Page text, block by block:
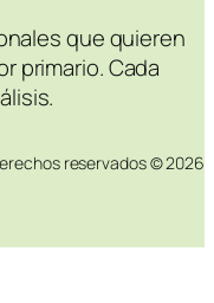
que quieren
primario. Cada
reservados © 2026